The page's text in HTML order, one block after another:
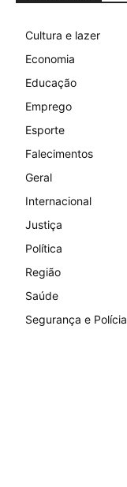
Cultura e lazer
Economia
Educação
Emprego
Esporte
Falecimentos
Geral
Internacional
Justiça
Política
Região
Saúde
Segurança e Polícia